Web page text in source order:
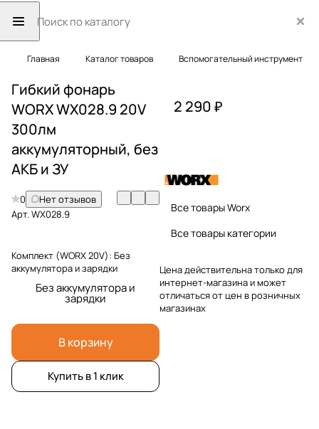
Главная Каталог товаров Вспомогательный инструмент
Гибкий фонарь
WORX WX028.9 20V
300лм
аккумуляторный, без
АКБ и ЗУ
0
Нет отзывов
Арт.WX028.9
Комплект (WORX 20V): Без
аккумулятора и зарядки
Без аккумулятора и
зарядки
В корзину
Купить в 1 клик
2 290 ₽
Все товары Worx
Все товары категории
Цена действительна только для
интернет-магазина и может
отличаться от цен в розничных
магазинах